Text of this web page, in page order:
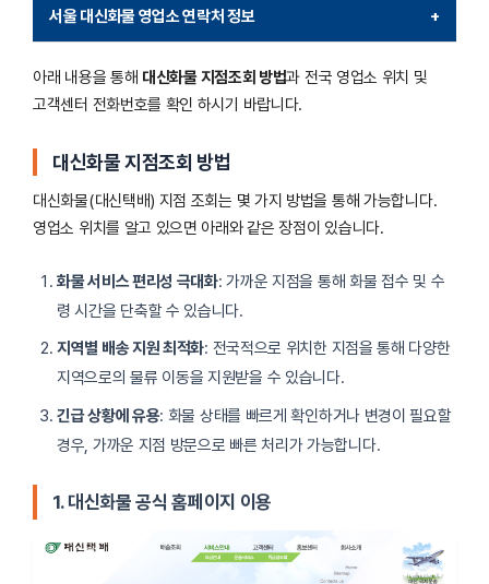
서울 대신화물 영업소 연락처 정보 +
영업소명
미아리 02-981-8268 / 070-4313-7193
강서화곡 02-2697-7594 / 070-4313-7176
관악 02-855-2124 / 070-4313-7153
광진광장 02-454-8611 / 070-4313-7126
02-2681-3211 / 070-4313-7167
아래 내용을 통해 대신화물 지점조회 방법과 전국 영업소 위치 및
고객센터 전화번호를 확인 하시기 바랍니다.
대신화물 지점조회 방법
대신화물(대신택배) 지점 조회는 몇 가지 방법을 통해 가능합니다.
영업소 위치를 알고 있으면 아래와 같은 장점이 있습니다.
화물 서비스 편리성 극대화: 가까운 지점을 통해 화물 접수 및 수
령 시간을 단축할 수 있습니다.
지역별 배송 지원 최적화: 전국적으로 위치한 지점을 통해 다양한
지역으로의 물류 이동을 지원받을 수 있습니다.
긴급 상황에 유용: 화물 상태를 빠르게 확인하거나 변경이 필요할
경우, 가까운 지점 방문으로 빠른 처리가 가능합니다.
1. 대신화물 공식 홈페이지 이용